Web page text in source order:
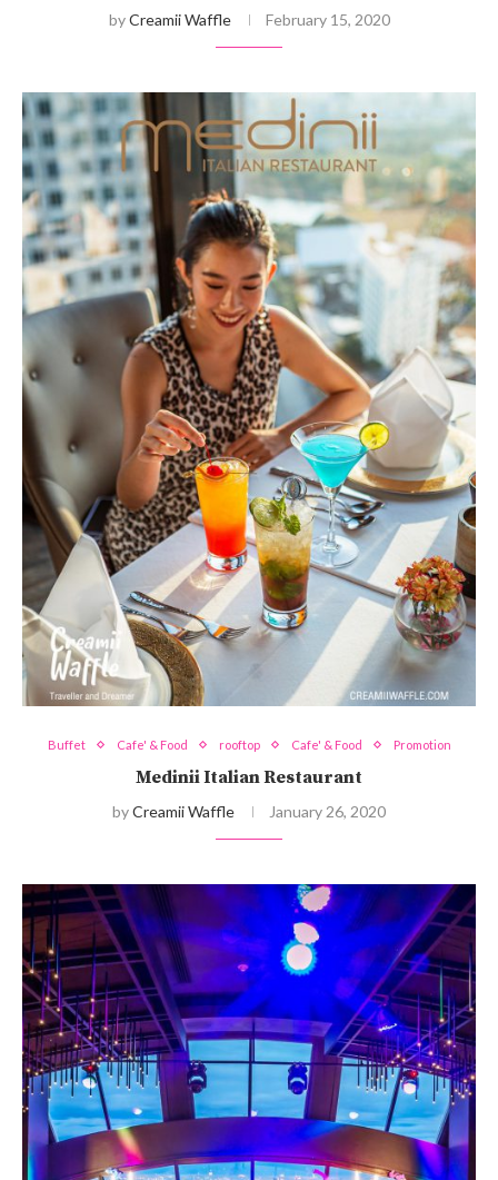
byCreamii Waffle February 15, 2020
Buffet Cafe' & Food rooftop Cafe' & Food Promotion
Medinii Italian Restaurant
byCreamii Waffle January 26, 2020